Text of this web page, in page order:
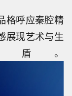
格呼应秦腔精
展现艺术与生
。